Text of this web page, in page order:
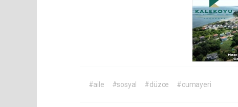
#aile #sosyal #düzce #cumayeri